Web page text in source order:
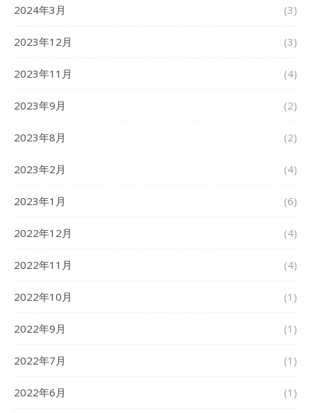
2024年3月 (3)
2023年12月 (3)
2023年11月 (4)
2023年9月 (2)
2023年8月 (2)
2023年2月 (4)
2023年1月 (6)
2022年12月 (4)
2022年11月 (4)
2022年10月 (1)
2022年9月 (1)
2022年7月 (1)
2022年6月 (1)